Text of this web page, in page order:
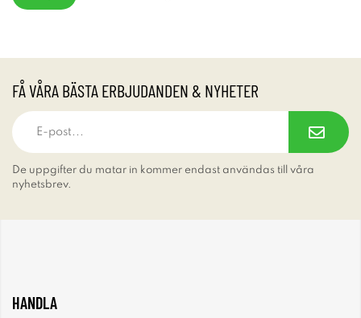
FÅ VÅRA BÄSTA ERBJUDANDEN & NYHETER
De uppgifter du matar in kommer endast användas till våra
nyhetsbrev.
HANDLA